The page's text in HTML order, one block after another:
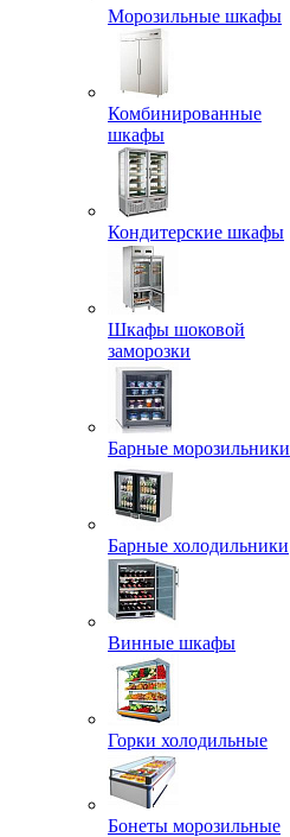
Морозильные шкафы
Комбинированные
шкафы
Кондитерские шкафы
Шкафы шоковой
заморозки
Барные морозильники
Барные холодильники
Винные шкафы
Горки холодильные
Бонеты морозильные